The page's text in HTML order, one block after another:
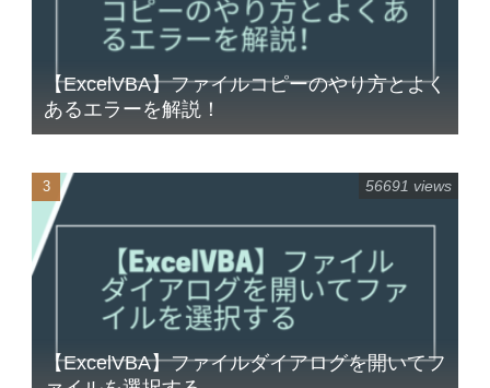
【ExcelVBA】ファイルコピーのやり方とよく
あるエラーを解説！
【ExcelVBA】ファイルダイアログを開いてフ
56691 views